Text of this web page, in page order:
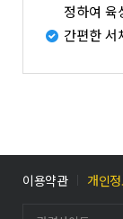
정하여 육
간편한 서
이용약관 개인